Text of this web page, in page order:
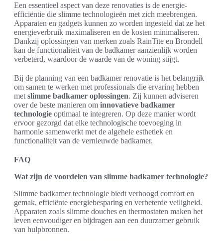
Een essentieel aspect van deze renovaties is de energie-
efficiëntie die slimme technologieën met zich meebrengen.
Apparaten en gadgets kunnen zo worden ingesteld dat ze het
energieverbruik maximaliseren en de kosten minimaliseren.
Dankzij oplossingen van merken zoals RainTite en Brondell
kan de functionaliteit van de badkamer aanzienlijk worden
verbeterd, waardoor de waarde van de woning stijgt.
Bij de planning van een badkamer renovatie is het belangrijk
om samen te werken met professionals die ervaring hebben
met slimme badkamer oplossingen. Zij kunnen adviseren
over de beste manieren om innovatieve badkamer
technologie optimaal te integreren. Op deze manier wordt
ervoor gezorgd dat elke technologische toevoeging in
harmonie samenwerkt met de algehele esthetiek en
functionaliteit van de vernieuwde badkamer.
FAQ
Wat zijn de voordelen van slimme badkamer technologie?
Slimme badkamer technologie biedt verhoogd comfort en
gemak, efficiënte energiebesparing en verbeterde veiligheid.
Apparaten zoals slimme douches en thermostaten maken het
leven eenvoudiger en bijdragen aan een duurzamer gebruik
van hulpbronnen.